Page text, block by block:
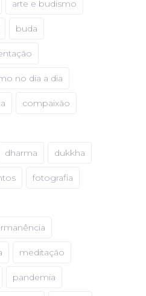
arte e budismo
buda
no dia a dia
compaixão
dharma dukkha
fotografia
meditação
pandemia